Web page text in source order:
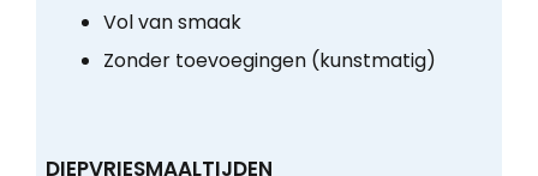
Vol van smaak
Zonder toevoegingen (kunstmatig)
DIEPVRIESMAALTIJDEN